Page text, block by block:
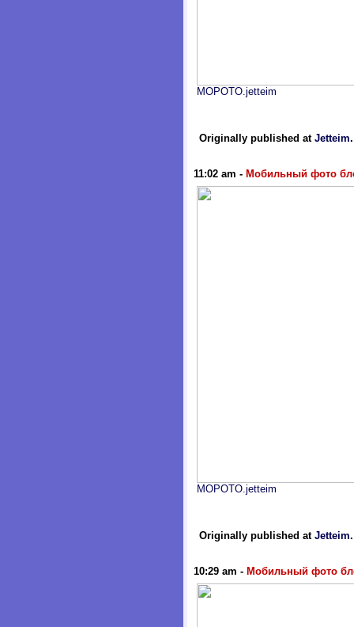
MOPOTO.jetteim
Originally published at Jetteim
11:02 am - Мобильный фото
MOPOTO.jetteim
Originally published at Jetteim
10:29 am - Мобильный фото